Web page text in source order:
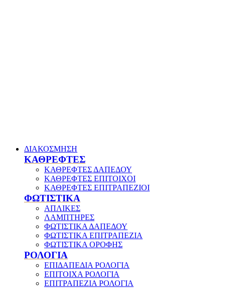
ΔΙΑΚΟΣΜΗΣΗ
ΚΑΘΡΕΦΤΕΣ
ΚΑΘΡΕΦΤΕΣ ΔΑΠΕΔΟΥ
ΚΑΘΡΕΦΤΕΣ ΕΠΙΤΟΙΧΟΙ
ΚΑΘΡΕΦΤΕΣ ΕΠΙΤΡΑΠΕΖΙΟΙ
ΦΩΤΙΣΤΙΚΑ
ΑΠΛΙΚΕΣ
ΛΑΜΠΤΗΡΕΣ
ΦΩΤΙΣΤΙΚΑ ΔΑΠΕΔΟΥ
ΦΩΤΙΣΤΙΚΑ ΕΠΙΤΡΑΠΕΖΙΑ
ΦΩΤΙΣΤΙΚΑ ΟΡΟΦΗΣ
ΡΟΛΟΓΙΑ
ΕΠΙΔΑΠΕΔΙΑ ΡΟΛΟΓΙΑ
ΕΠΙΤΟΙΧΑ ΡΟΛΟΓΙΑ
ΕΠΙΤΡΑΠΕΖΙΑ ΡΟΛΟΓΙΑ